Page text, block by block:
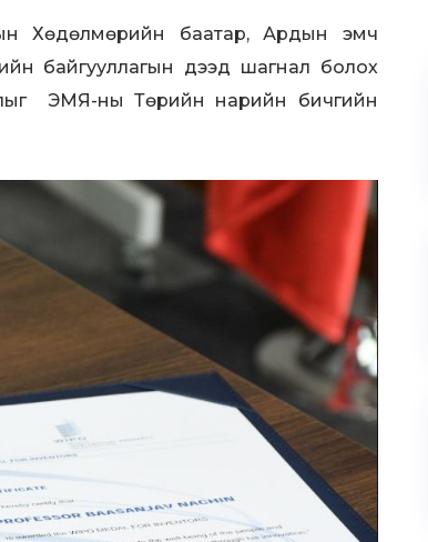
Хөдөлмөрийн баатар, Ардын эмч
байгууллагын дээд шагнал болох
ЭМЯ-ны Төрийн нарийн бичгийн